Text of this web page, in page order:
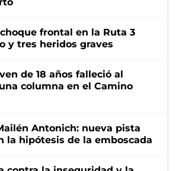
frontal en la Ruta 3
y tres heridos graves
de 18 años falleció al
columna en el Camino
Antonich: nueva pista
la hipótesis de la emboscada